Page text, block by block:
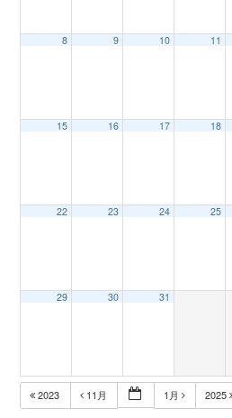
8 9 10 11
15 16 17 18
22 23 24 25
29 30 31
2023 11月 1月 2025